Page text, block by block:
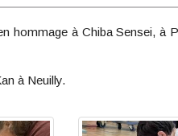
hommage à Chiba Sensei, à
à Neuilly.